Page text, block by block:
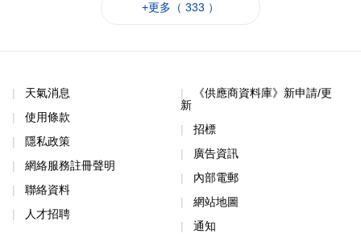
+更多（ 333 ）
天氣消息
使用條款
隱私政策
網絡服務註冊聲明
聯絡資料
人才招聘
《供應商資料庫》新申請/更
新
招標
廣告資訊
內部電郵
網站地圖
通知